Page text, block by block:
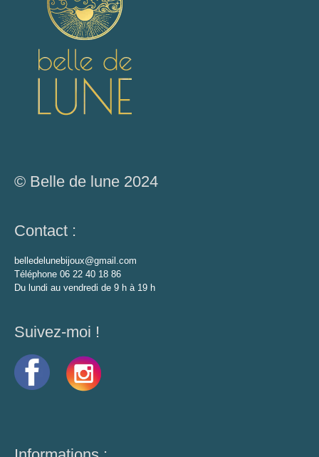
© Belle de lune 2024
Contact :
belledelunebijoux@gmail.com
Téléphone 06 22 40 18 86
Du lundi au vendredi de 9 h à 19 h
Suivez-moi !